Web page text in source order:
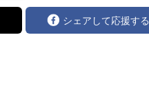
シェアして応援する